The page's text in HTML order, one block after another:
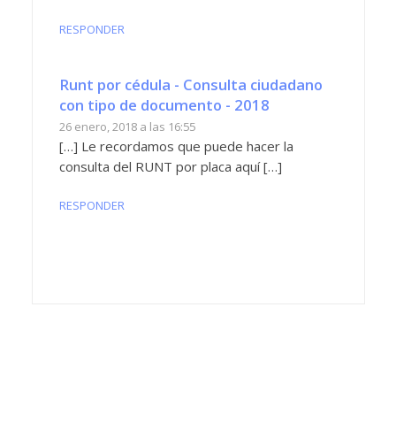
RESPONDER
Runt por cédula - Consulta ciudadano
con tipo de documento - 2018
26 enero, 2018 a las 16:55
[…] Le recordamos que puede hacer la
consulta del RUNT por placa aquí […]
RESPONDER